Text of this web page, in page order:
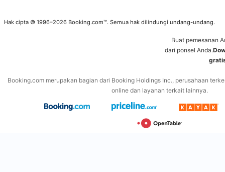
Hak cipta © 1996–2026 Booking.com™. Semua hak dilindungi undang-undang.
Buat pemesanan
dari ponsel Anda.
Booking.com merupakan bagian dari Booking Holdings Inc., perusahaan
online dan layanan terkait lainnya.